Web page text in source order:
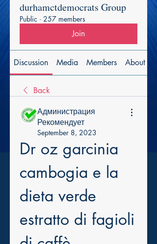
durhamctdemocrats Group
Public · 257 members
Join
Discussion Media Members About
Back
Администрация
Рекомендует
September 8, 2023
Dr oz garcinia
cambogia e la
dieta verde
estratto di fagioli